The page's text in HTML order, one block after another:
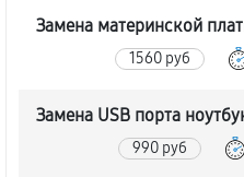
Замена материнской
1560 руб
Замена USB порта
990 руб